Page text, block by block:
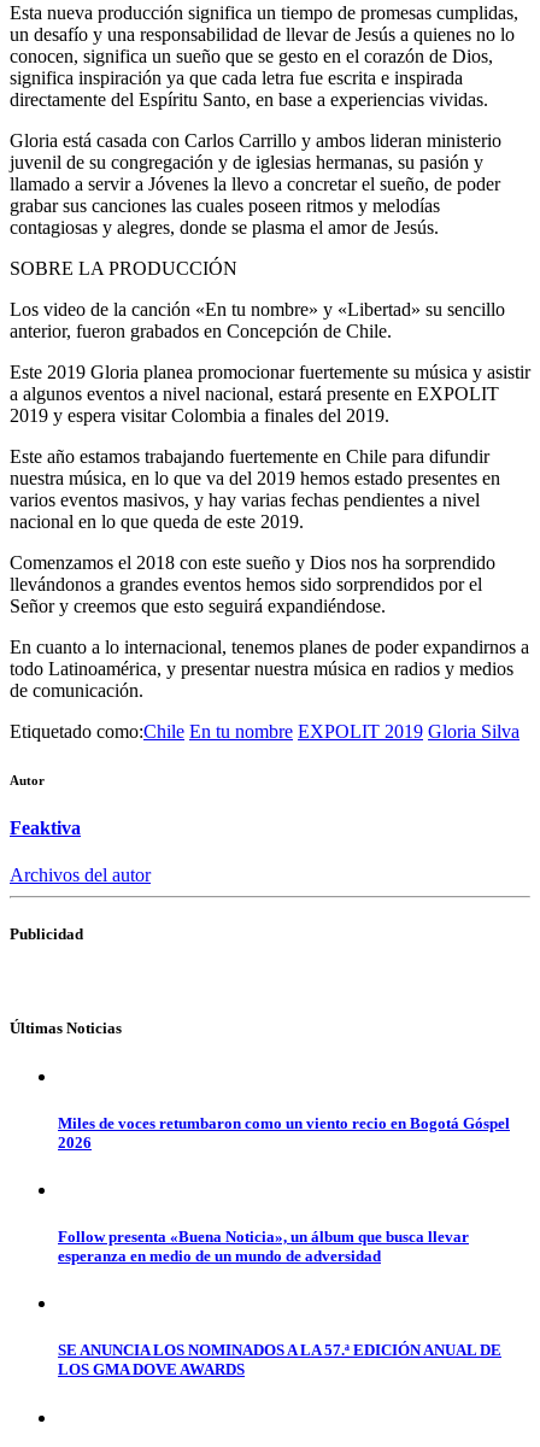
Esta nueva producción significa un tiempo de promesas cumplidas,
un desafío y una responsabilidad de llevar de Jesús a quienes no lo
conocen, significa un sueño que se gesto en el corazón de Dios,
significa inspiración ya que cada letra fue escrita e inspirada
directamente del Espíritu Santo, en base a experiencias vividas.
Gloria está casada con Carlos Carrillo y ambos lideran ministerio
juvenil de su congregación y de iglesias hermanas, su pasión y
llamado a servir a Jóvenes la llevo a concretar el sueño, de poder
grabar sus canciones las cuales poseen ritmos y melodías
contagiosas y alegres, donde se plasma el amor de Jesús.
SOBRE LA PRODUCCIÓN
Los video de la canción «En tu nombre» y «Libertad» su sencillo
anterior, fueron grabados en Concepción de Chile.
Este 2019 Gloria planea promocionar fuertemente su música y asistir
a algunos eventos a nivel nacional, estará presente en EXPOLIT
2019 y espera visitar Colombia a finales del 2019.
Este año estamos trabajando fuertemente en Chile para difundir
nuestra música, en lo que va del 2019 hemos estado presentes en
varios eventos masivos, y hay varias fechas pendientes a nivel
nacional en lo que queda de este 2019.
Comenzamos el 2018 con este sueño y Dios nos ha sorprendido
llevándonos a grandes eventos hemos sido sorprendidos por el
Señor y creemos que esto seguirá expandiéndose.
En cuanto a lo internacional, tenemos planes de poder expandirnos a
todo Latinoamérica, y presentar nuestra música en radios y medios
de comunicación.
Etiquetado como:Chile En tu nombre EXPOLIT 2019 Gloria Silva
Autor
Feaktiva
Archivos del autor
Publicidad
Últimas Noticias
Miles de voces retumbaron como un viento recio en Bogotá Góspel
2026
Follow presenta «Buena Noticia», un álbum que busca llevar
esperanza en medio de un mundo de adversidad
SE ANUNCIA LOS NOMINADOS A LA 57.ª EDICIÓN ANUAL DE
LOS GMA DOVE AWARDS